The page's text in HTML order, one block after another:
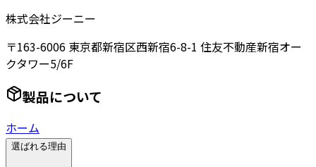
株式会社ジーニー
〒163-6006 東京都新宿区西新宿6-8-1 住友不動産新宿オー
クタワー5/6F
製品について
ホーム
選ばれる理由